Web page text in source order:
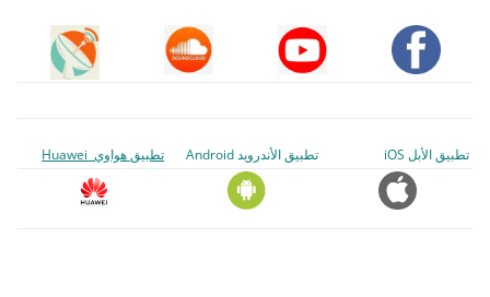
تطبيق الأبل iOS تطبيق الأندرويد Android تطبيق هواوي Huawei